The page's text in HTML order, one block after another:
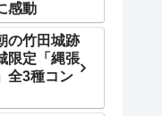
感動
の竹田城跡
限定「縄張
全3種コン